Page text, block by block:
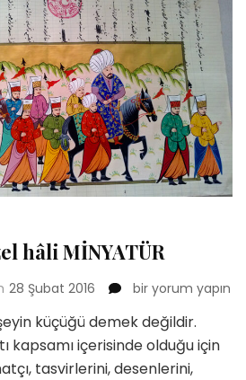
hâli MİNYATÜR
28 Şubat 2016
Tasvirin
güzel
hâli
MİNYATÜR
bir yorum yapın
küçüğü demek değildir.
kapsamı içerisinde olduğu için
tasvirlerini, desenlerini,